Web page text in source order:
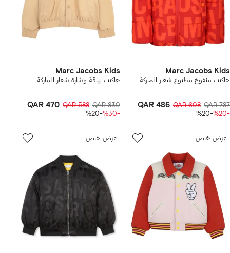
Marc Jacobs Kids
جاكيت منفوخ مطبوع شعار الماركة
QAR 787
QAR 608
QAR 486
-%20
-%20
Marc Jacobs Kids
جاكيت بياقة وشارة شعار الماركة
QAR 830
QAR 588
QAR 470
-%30
-%20
عرض خاص عرض خاص